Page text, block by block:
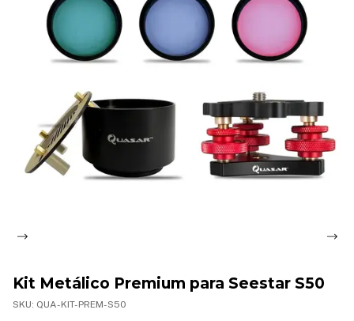
Kit Metálico Premium para Seestar S50
SKU: QUA-KIT-PREM-S50